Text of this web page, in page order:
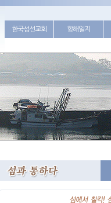
한국섬선교회 항해일지